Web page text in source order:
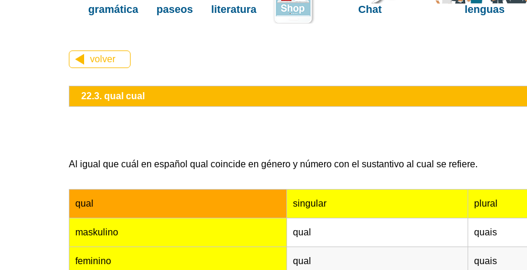
gramática paseos literatura Chat lenguas
volver
22.3. qual cual
Al igual que cuál en español qual coincide en género y número con el sustantivo al cual se refiere.
qual singular plural
maskulino qual quais
feminino qual quais